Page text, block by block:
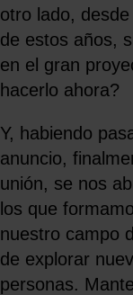
otro lado,
de estos años,
en el gran
hacerlo ahora?
Y, habiendo
anuncio,
unión, se nos
los que
nuestro campo
de explorar
personas.